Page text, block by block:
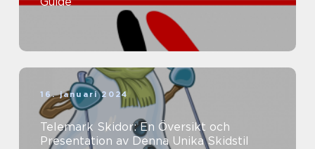
16. januari 2024
Telemark Skidor: En Översikt och
Presentation av Denna Unika Skidstil